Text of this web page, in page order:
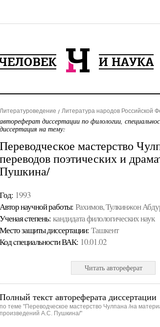
Литературоведение Литература народов Российской
автореферат диссертации по филологии,
диссертация на тему:
Переводческое мастерство
переводов поэтических и
Пушкина/
Год: 1993
Автор научной работы: Рахимов, Тулкинжон
Ученая cтепень: кандидата филологических наук
Место защиты диссертации: Ташкент
Код cпециальности ВАК: 10.01.02
Читать автореферат
Полный текст автореферата диссертации
по теме "Переводческое мастерство Чулпана /на
произведений А.С. Пушкина/"